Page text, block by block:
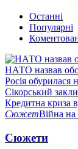
Останні
Популярні
НАТО назвав
Росія обурилася
Сікорський
Кредитна криза
СюжетВійна
Сюжети